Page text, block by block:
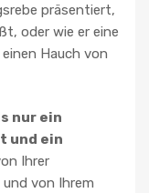
präsentiert,
oder wie er eine
Hauch von
nur ein
und ein
Ihrer
von Ihrem